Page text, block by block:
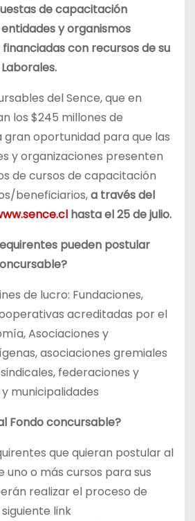
de capacitación
y organismos
con recursos de su
del Sence, que en
los $245 millones de
gran oportunidad para que las
y organizaciones presenten
de cursos de capacitación
beneficiarios,a través del
hasta el 25 de julio.
pueden postular
de lucro: Fundaciones,
acreditadas por el
Asociaciones y
asociaciones gremiales
federaciones y
municipalidades
Fondo concursable?
que quieran postular al
uno o más cursos para sus
realizar el proceso de
link